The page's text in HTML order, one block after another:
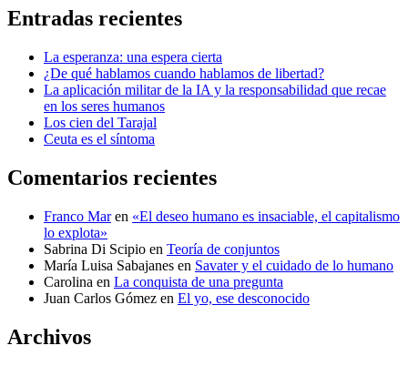
Entradas recientes
La esperanza: una espera cierta
¿De qué hablamos cuando hablamos de libertad?
La aplicación militar de la IA y la responsabilidad que recae
en los seres humanos
Los cien del Tarajal
Ceuta es el síntoma
Comentarios recientes
Franco Maren «El deseo humano es insaciable, el capitalismo
lo explota»
Sabrina Di Scipio en Teoría de conjuntos
María Luisa Sabajanes en Savater y el cuidado de lo humano
Carolina en La conquista de una pregunta
Juan Carlos Gómez en El yo, ese desconocido
Archivos